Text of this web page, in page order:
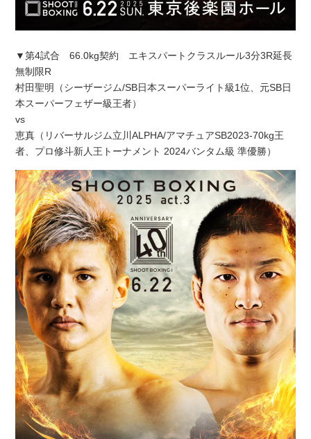
▼第4試合 66.0kg契約 エキスパートクラスルール3分3R延長
無制限R
村田聖明（シーザージム/SB日本スーパーライト級1位、元SB日
本スーパーフェザー級王者）
vs
恵真（リバーサルジム立川ALPHA/アマチュアSB2023-70kg王
者、プロ修斗新人王トーナメント 2024バンタム級 準優勝）